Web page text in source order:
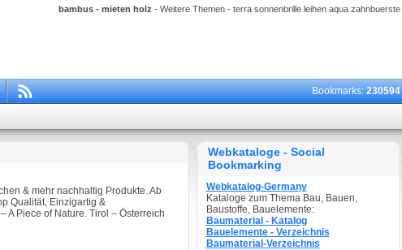
bambus - mieten holz - Weitere Themen - terra sonnenbrille leihen aqua zahnbuerste
Bookmarks:230594
& mehr nachhaltig Produkte. Ab
Qualität, Einzigartig &
A Piece of Nature. Tirol – Österreich
Webkataloge - Social
Bookmarking
Webkatalog-Germany
Kataloge zum Thema Bau, Bauen,
Baustoffe, Bauelemente:
Baumaterial - Katalog
Bauelemente - Verzeichnis
Baumaterial-Verzeichnis